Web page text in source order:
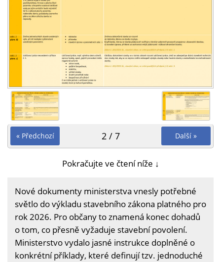
« Předchozí Další »
2 / 7
Pokračujte ve čtení níže ↓
Nové dokumenty ministerstva vnesly potřebné
světlo do výkladu stavebního zákona platného pro
rok 2026. Pro občany to znamená konec dohadů
o tom, co přesně vyžaduje stavební povolení.
Ministerstvo vydalo jasné instrukce doplněné o
konkrétní příklady, které definují tzv. jednoduché